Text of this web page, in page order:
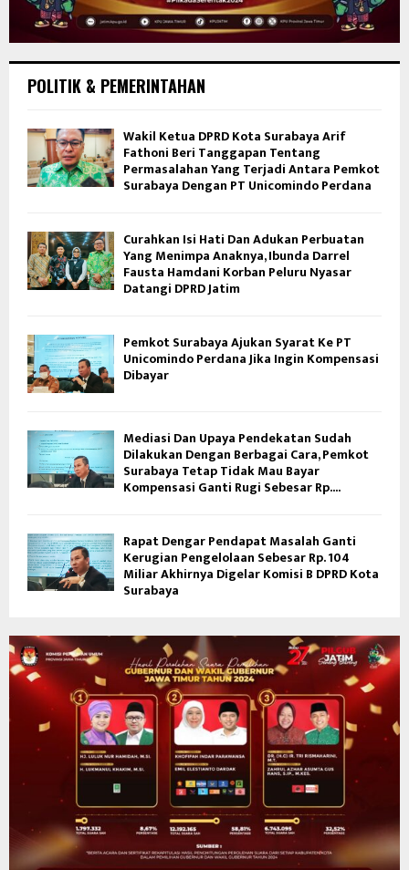
POLITIK & PEMERINTAHAN
Wakil Ketua DPRD Kota Surabaya Arif
Fathoni Beri Tanggapan Tentang
Permasalahan Yang Terjadi Antara Pemkot
Surabaya Dengan PT Unicomindo Perdana
Curahkan Isi Hati Dan Adukan Perbuatan
Yang Menimpa Anaknya, Ibunda Darrel
Fausta Hamdani Korban Peluru Nyasar
Datangi DPRD Jatim
Pemkot Surabaya Ajukan Syarat Ke PT
Unicomindo Perdana Jika Ingin Kompensasi
Dibayar
Mediasi Dan Upaya Pendekatan Sudah
Dilakukan Dengan Berbagai Cara, Pemkot
Surabaya Tetap Tidak Mau Bayar
Kompensasi Ganti Rugi Sebesar Rp....
Rapat Dengar Pendapat Masalah Ganti
Kerugian Pengelolaan Sebesar Rp. 104
Miliar Akhirnya Digelar Komisi B DPRD Kota
Surabaya